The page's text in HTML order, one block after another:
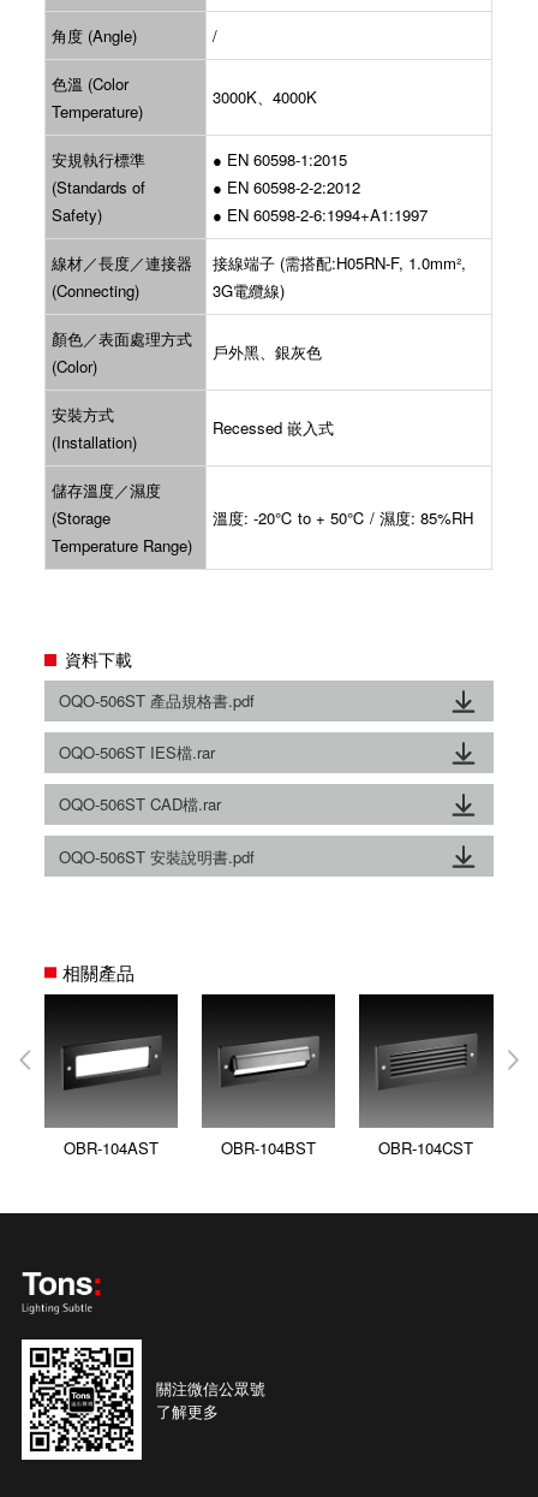
角度 (Angle) /
色溫 (Color
Temperature)
3000K、4000K
安規執行標準
(Standards of
Safety)
● EN 60598-1:2015
● EN 60598-2-2:2012
● EN 60598-2-6:1994+A1:1997
線材／長度／連接器
(Connecting)
接線端子 (需搭配:H05RN-F, 1.0mm²,
3G電纜線)
顏色／表面處理方式
(Color)
戶外黑、銀灰色
安裝方式
(Installation)
Recessed 嵌入式
儲存溫度／濕度
(Storage
Temperature Range)
溫度: -20℃ to + 50℃ / 濕度: 85%RH
資料下載
OQO-506ST 產品規格書.pdf
OQO-506ST IES檔.rar
OQO-506ST CAD檔.rar
OQO-506ST 安裝說明書.pdf
相關產品
OBR-104AST OBR-104BST OBR-104CST
關注微信公眾號
了解更多